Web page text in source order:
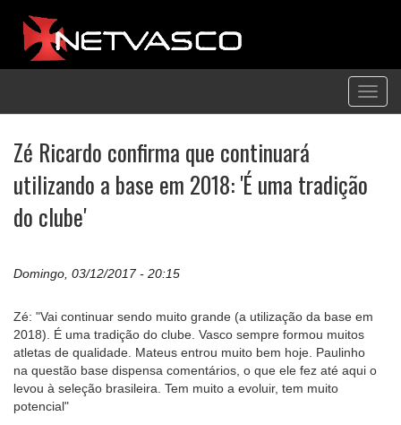
Zé Ricardo confirma que continuará
utilizando a base em 2018: 'É uma tradição
do clube'
Domingo, 03/12/2017 - 20:15
Zé: "Vai continuar sendo muito grande (a utilização da base em
2018). É uma tradição do clube. Vasco sempre formou muitos
atletas de qualidade. Mateus entrou muito bem hoje. Paulinho
na questão base dispensa comentários, o que ele fez até aqui o
levou à seleção brasileira. Tem muito a evoluir, tem muito
potencial"